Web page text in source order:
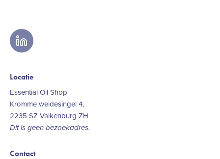
linkedin
Locatie
Essential Oil Shop
Kromme weidesingel 4,
2235 SZ Valkenburg ZH
Dit is geen bezoekadres.
Contact